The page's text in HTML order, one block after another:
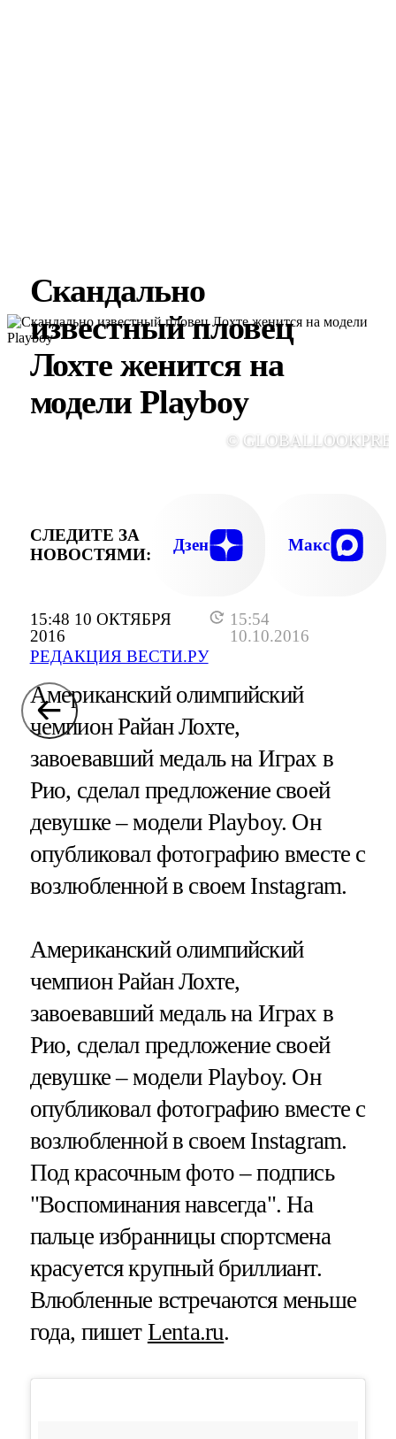
15:48 10 ОКТЯБРЯ
2016
15:54
10.10.2016
РЕДАКЦИЯ ВЕСТИ.РУ
Скандально
известный пловец
Лохте женится на
модели Playboу
©
СЛЕДИТЕ ЗА
НОВОСТЯМИ:
Дзен Макс
Американский олимпийский
чемпион Райан Лохте,
завоевавший медаль на Играх в
Рио, сделал предложение своей
девушке – модели Playboy. Он
опубликовал фотографию вместе с
возлюбленной в своем Instagram.
Американский олимпийский
чемпион Райан Лохте,
завоевавший медаль на Играх в
Рио, сделал предложение своей
девушке – модели Playboy. Он
опубликовал фотографию вместе с
возлюбленной в своем Instagram.
Под красочным фото – подпись
"Воспоминания навсегда". На
пальце избранницы спортсмена
красуется крупный бриллиант.
Влюбленные встречаются меньше
года, пишет Lenta.ru.